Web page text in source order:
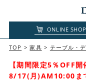
ONLINE SHOP
TOP 家具 テーブル・
【期間限定5％OFF開
8/17(月)AM10:00ま